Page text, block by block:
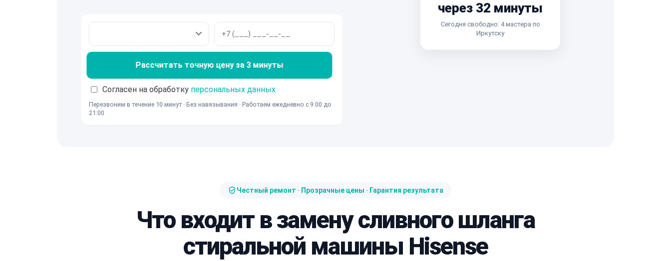
Рассчитать точную цену за 3 минуты
Согласен на обработку персональных данных
Перезвоним в течение 10 минут · Без навязывания · Работаем ежедневно с 9:00 до
21:00
через 32 минуты
Сегодня свободно: 4 мастера по
Иркутску
Честный ремонт · Прозрачные цены · Гарантия результата
Что входит в замену сливного шланга
стиральной машины Hisense